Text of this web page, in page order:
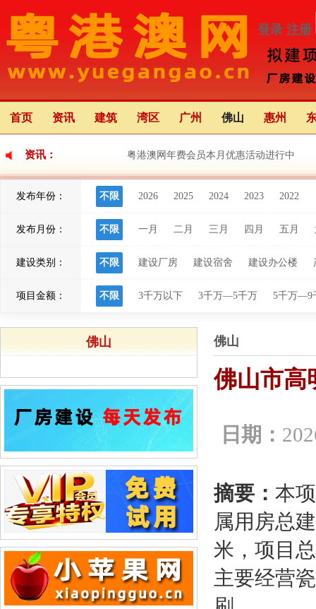
登录 注册
首页 资讯 建筑 湾区 广州 佛山 惠州
资讯： 粤港澳网年费会员本月优惠活动进行中
粤港澳大湾区应用场景创新中心（前海）
发布年份： 不限 2026 2025 2024 2023 2022
发布月份： 不限 一月 二月 三月 四月 五月
建设类别： 不限 建设厂房 建设宿舍 建设办公楼
项目金额： 不限 3千万以下 3千万—5千万 5千万—9
佛山 佛山
佛山市高
日期：
摘要： 本
属用房总
米，项目
主要经营